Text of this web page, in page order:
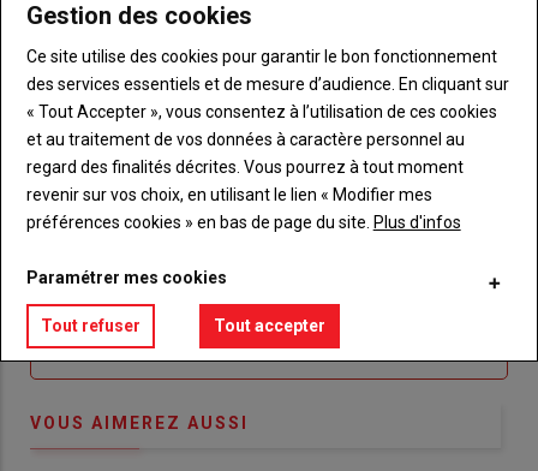
nouveau
compte"
votre
mot
de
passe"
Lien
"Je
connecte"
Je me connecte
titre
Vous n'êtes pas abonné(e)
TITRE CRÉEZ UN COMPTE
compte pour accéder à tout {nom-site}.
Lien Créez un compte
VOUS AIMEREZ AUSSI
Gestion des cookies
Ce site utilise des cookies pour garantir le bon fonctionnement
des services essentiels et de mesure d’audience. En cliquant sur
« Tout Accepter », vous consentez à l’utilisation de ces cookies
et au traitement de vos données à caractère personnel au
regard des finalités décrites. Vous pourrez à tout moment
revenir sur vos choix, en utilisant le lien « Modifier mes
préférences cookies » en bas de page du site. Plus d'infos
Paramétrer mes cookies
Tout refuser Tout accepter